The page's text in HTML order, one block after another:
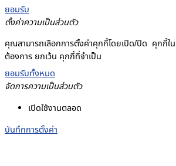
ยอมรับ
ตั้งค่าความเป็นส่วนตัว
คุณสามารถเลือกการตั้งค่าคุกกี้โดยเปิด/ปิด คุกกี้ใน
ต้องการ ยกเว้น คุกกี้ที่จำเป็น
ยอมรับทั้งหมด
จัดการความเป็นส่วนตัว
เปิดใช้งานตลอด
บันทึกการตั้งค่า